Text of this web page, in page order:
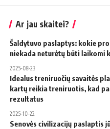
Ar jau skaitei?
Šaldytuvo paslaptys: kokie
niekada neturėtų būti laikomi
2025-08-23
Idealus treniruočių savaitės
kartų reikia treniruotis, kad
rezultatus
2025-10-22
Senovės civilizacijų paslaptis